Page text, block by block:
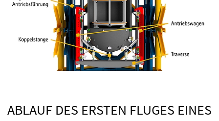
ABLAUF DES ERSTEN FLUGES EINES